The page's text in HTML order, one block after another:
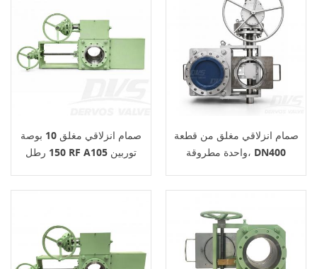
صمام انزلاقي مغلق 10 بوصة
150 رطل RF A105 توربين
صمام انزلاقي مغلق من قطعة
واحدة مطروقة، DN400